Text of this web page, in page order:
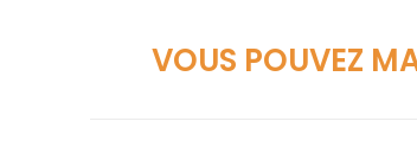
VOUS POUVEZ